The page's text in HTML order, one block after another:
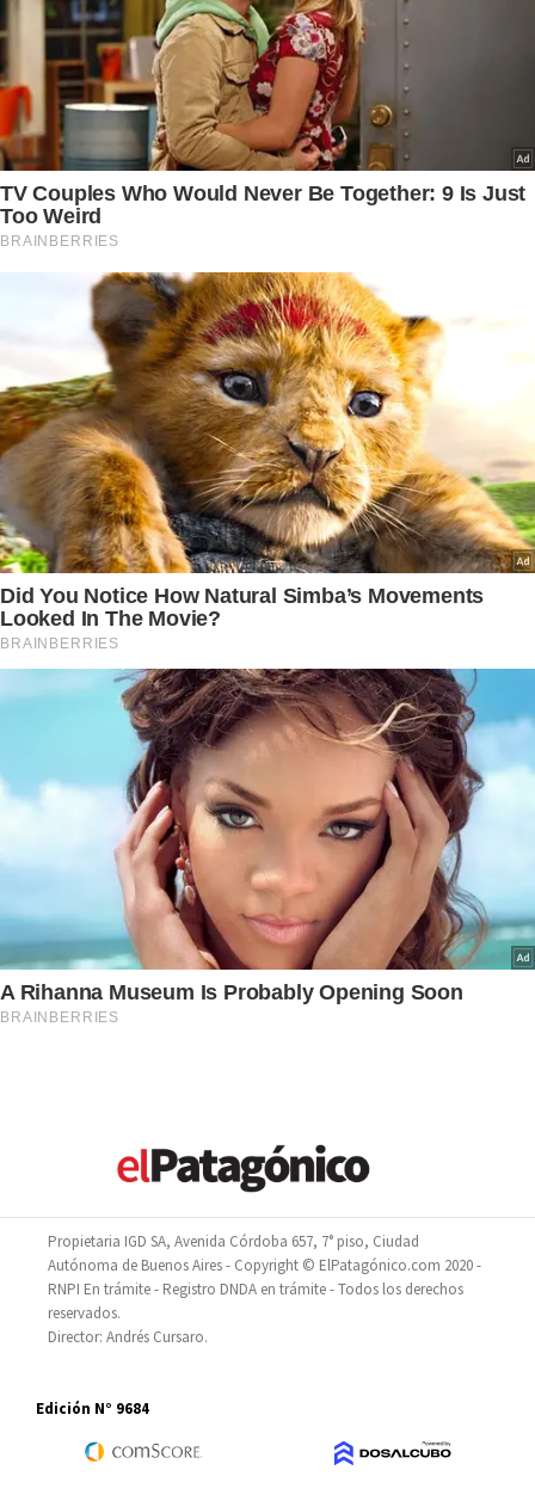
Propietaria IGD SA, Avenida Córdoba 657, 7° piso, Ciudad
Autónoma de Buenos Aires - Copyright © ElPatagónico.com 2020 -
RNPI En trámite - Registro DNDA en trámite - Todos los derechos
reservados.
Director: Andrés Cursaro.
Edición N° 9684